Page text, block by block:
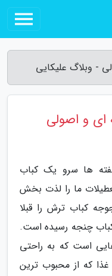
- وبلاگ علیکایی
ای و اصولی
ها سرو یک کباب
ما را لذت بخش
کباب ترش را قبلا
کباب چنجه رسیده است.
است که به راحتی
غذا که از محبوب ترین